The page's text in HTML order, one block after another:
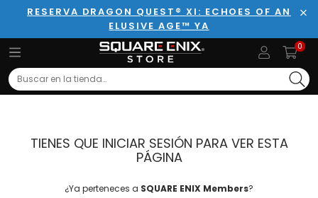
RESERVA DRAGON QUEST® XI: ECHOES OF AN
ELUSIVE AGE™ YA
0
Search
TIENES QUE INICIAR SESIÓN PARA VER ESTA
PÁGINA
¿Ya perteneces a SQUARE ENIX Members?